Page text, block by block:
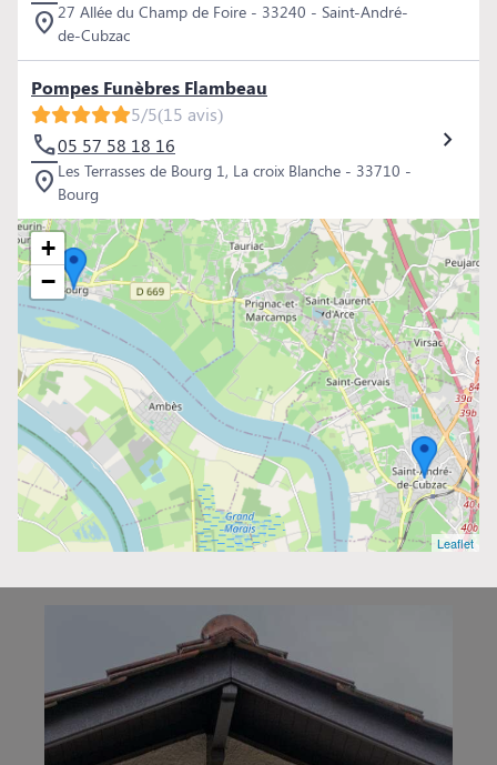
27 Allée du Champ de Foire - 33240 - Saint-André-
de-Cubzac
Pompes Funèbres Flambeau
5/5(15 avis)
05 57 58 18 16
Les Terrasses de Bourg 1, La croix Blanche - 33710 -
Bourg
+
−
Leaflet